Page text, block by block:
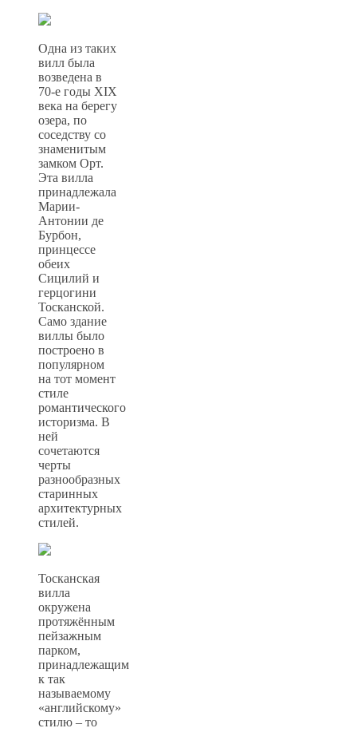
Одна из таких
вилл была
возведена в
70-е годы XIX
века на берегу
озера, по
соседству со
знаменитым
замком Орт.
Эта вилла
принадлежала
Марии-
Антонии де
Бурбон,
принцессе
обеих
Сицилий и
герцогини
Тосканской.
Само здание
виллы было
построено в
популярном
на тот момент
стиле
романтического
историзма. В
ней
сочетаются
черты
разнообразных
старинных
архитектурных
стилей.
Тосканская
вилла
окружена
протяжённым
пейзажным
парком,
принадлежащим
к так
называемому
«английскому»
стилю – то